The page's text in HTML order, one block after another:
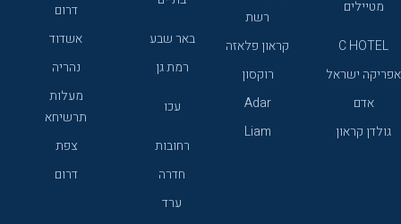
מטיילים
רשת
C HOTEL
קראון פלאזה
אפריקה ישראל
רוקסון
אדם
Adar
גולדן קראון
Liam
דרום
באר שבע
אשדוד
רמת גן
נהריה
עכו
מעלות
תרשיחא
רחובות
צפת
חדרה
דרום
ערד